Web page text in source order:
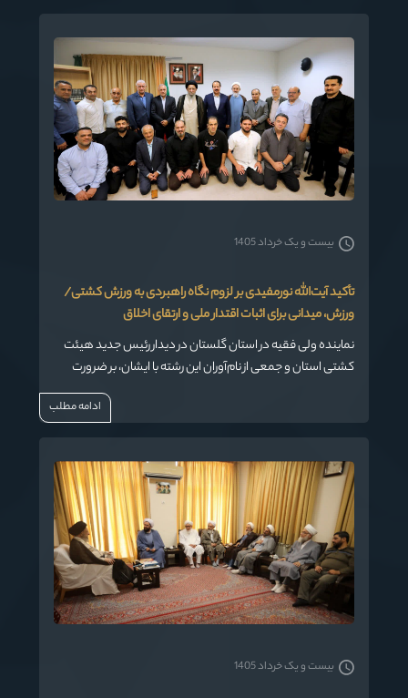
تأکید آیت‌الله نورمفیدی بر لزوم نگاه راهبردی به ورزش کشتی/
ورزش، میدانی برای اثبات اقتدار ملی و ارتقای اخلاق
نماینده ولی فقیه در استان گلستان در دیدار رئیس جدید هیئت
کشتی استان و جمعی از نام‌آوران این رشته با ایشان، بر ضرورت
تغییر نگاه به مقوله ورزش و بهره‌گیری از ظرفیت‌های فرهنگی و
بیست و یک خرداد 1405
ادامه مطلب
بیست و یک خرداد 1405